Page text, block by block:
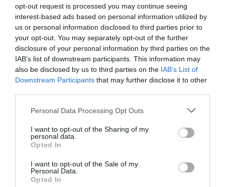
opt-out request is processed you may continue seeing
interest-based ads based on personal information utilized by
us or personal information disclosed to third parties prior to
your opt-out. You may separately opt-out of the further
disclosure of your personal information by third parties on the
IAB’s list of downstream participants. This information may
also be disclosed by us to third parties on the IAB’s List of
Downstream Participants that may further disclose it to other
Personal Data Processing Opt Outs
I want to opt-out of the Sharing of my
personal data.
Opted In
I want to opt-out of the Sale of my
Personal Data.
Opted In
• Marco Grandi, Responsabile Ufficio
cooperazione e solidarietà internazionale del
Comune di Milano
• Luca Remmert, Presidente della
Compagnia di San Paolo.
giornalista e scrittore, sul “Parlare di migrazioni a
scuola”; la presentazione di 7 best practice
scolastiche; ed infine le raccomandazioni alle
Autorità Educative Nazionali e alle scuole per